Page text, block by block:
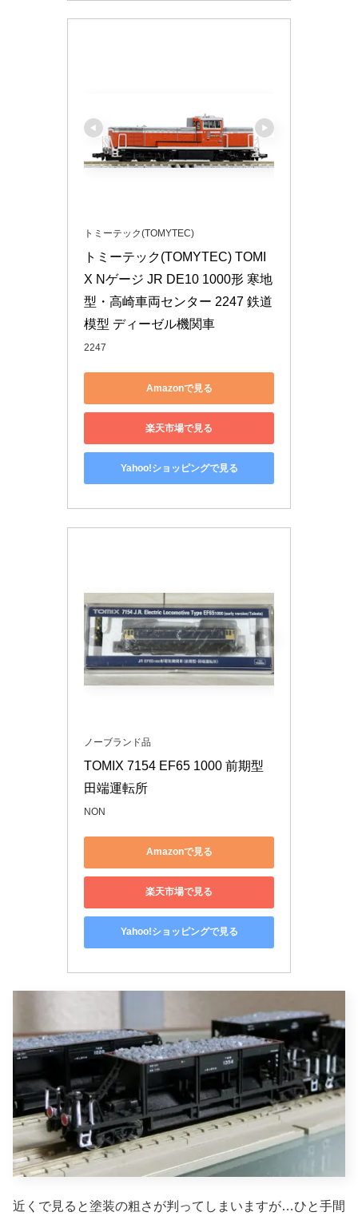
トミーテック(TOMYTEC)
トミーテック(TOMYTEC) TOMI
X Nゲージ JR DE10 1000形 寒地
型・高崎車両センター 2247 鉄道
模型 ディーゼル機関車
2247
Amazonで見る
楽天市場で見る
Yahoo!ショッピングで見る
ノーブランド品
TOMIX 7154 EF65 1000 前期型
田端運転所
NON
Amazonで見る
楽天市場で見る
Yahoo!ショッピングで見る
近くで見ると塗装の粗さが判ってしまいますが…ひと手間